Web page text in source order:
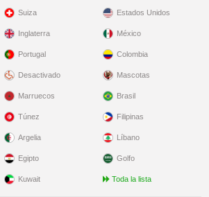
Suiza
Inglaterra
Portugal
Desactivado
Estados Unidos
México
Colombia
Mascotas
Marruecos
Túnez
Argelia
Egipto
Kuwait
Brasil
Filipinas
Líbano
Golfo
Toda la lista